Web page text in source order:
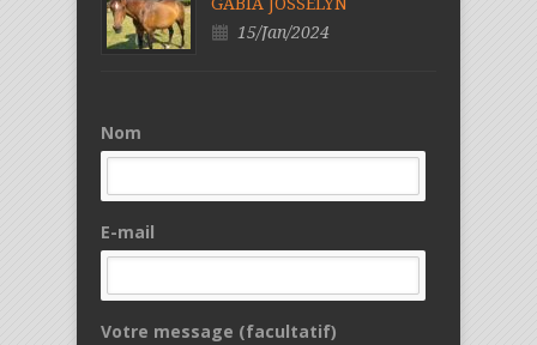
GABIA JOSSELYN
15/Jan/2024
Nom
E-mail
Votre message (facultatif)